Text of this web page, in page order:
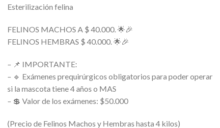
Esterilización felina
FELINOS MACHOS A $ 40.000. 🌟🎉
FELINOS HEMBRAS $ 40.000. 🌟🎉
– 📌 IMPORTANTE:
– 🔹 Exámenes prequirúrgicos obligatorios para poder operar
si la mascota tiene 4 años o MAS
– 💲 Valor de los exámenes: $50.000
(Precio de Felinos Machos y Hembras hasta 4 kilos)